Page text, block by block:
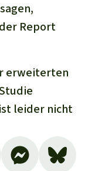
Report
erweiterten
ist leider nicht